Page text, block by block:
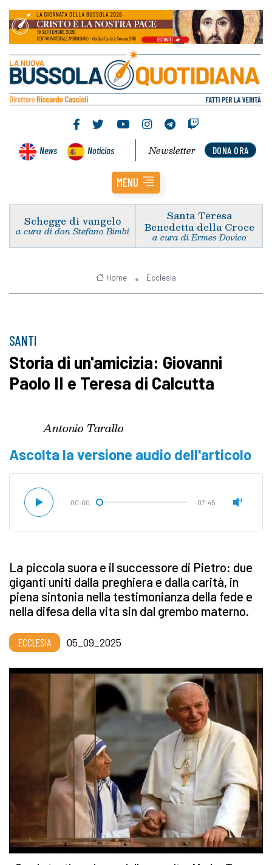
News Noticias DONA ORA
Newsletter
MENU
Schegge di vangelo
a cura di don Stefano Bimbi
Santa Teresa
Benedetta della Croce
a cura di Ermes Dovico
Home Ecclesia
SANTI
Storia di un'amicizia: Giovanni
Paolo II e Teresa di Calcutta
Antonio Tarallo
Ascolta la versione audio dell'articolo
00:00 07:45
La piccola suora e il successore di Pietro: due
giganti uniti dalla preghiera e dalla carità, in
piena sintonia nella testimonianza della fede e
nella difesa della vita sin dal grembo materno.
ECCLESIA 05_09_2025